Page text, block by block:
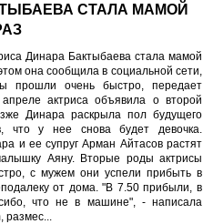
СТАЛА МАМОЙ
Динара Бактыбаева стала мамой
она сообщила в социальной сети,
прошли очень быстро, передает
актриса объявила о второй
Динара раскрыла пол будущего
что у нее снова будет девочка.
и ее супруг Арман Айтасов растят
Аяну. Вторые роды актрисы
с мужем они успели прибыть в
от дома. "В 7.50 прибыли, в
что не в машине", - написала
размес...